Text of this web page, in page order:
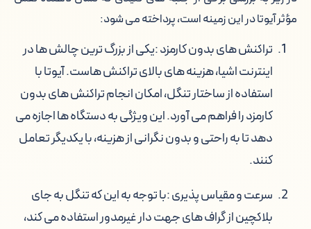
مؤثر آیوتا در این زمینه است، پرداخته می شود:
تراکنش های بدون کارمزد:یکی از بزرگ ترین چالش ها در
اینترنت اشیا، هزینه های بالای تراکنش هاست. آیوتا با
استفاده از ساختار تنگل، امکان انجام تراکنش های بدون
کارمزد را فراهم می آورد. این ویژگی به دستگاه ها اجازه می
دهد تا به راحتی و بدون نگرانی از هزینه، با یکدیگر تعامل
کنند.
سرعت و مقیاس پذیری:با توجه به این که تنگل به جای
بلاکچین از گراف های جهت دار غیرمدور استفاده می کند،